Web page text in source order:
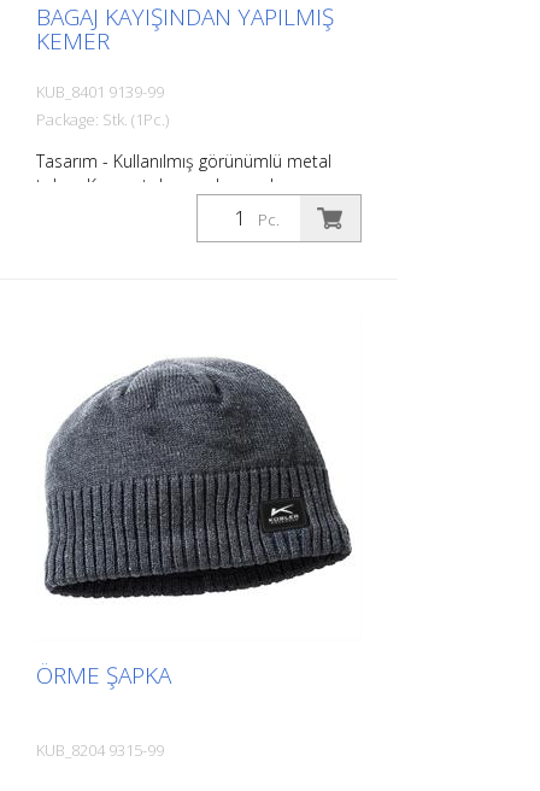
BAGAJ KAYIŞINDAN YAPILMIŞ
KEMER
KUB_8401 9139-99
Package: Stk. (1Pc.)
Tasarım - Kullanılmış görünümlü metal
toka - Kemer tokası ve kemer kayışı
üzerinde KÜBLER kabartması Fonksiyon -
Entegre şişe açacağı ile tokalı sırt -
Pc.
ÖRME ŞAPKA
KUB_8204 9315-99